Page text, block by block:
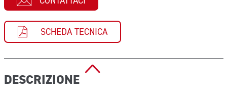
SCHEDA TECNICA
DESCRIZIONE